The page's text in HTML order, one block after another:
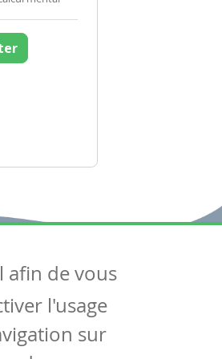
afin de vous
l'usage
sur